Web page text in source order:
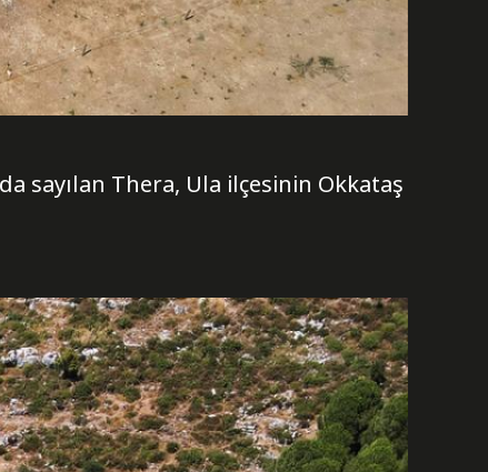
sayılan Thera, Ula ilçesinin Okkataş